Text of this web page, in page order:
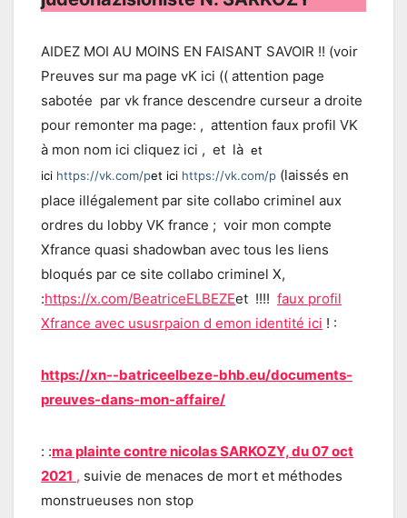
AIDEZ MOI AU MOINS EN FAISANT SAVOIR !! (voir
Preuves sur ma page vK ici (( attention page
sabotée par vk france descendre curseur a droite
pour remonter ma page: , attention faux profil VK
à mon nom ici cliquez ici , et là et
ici https://vk.com/pet ici https://vk.com/p (laissés en
place illégalement par site collabo criminel aux
ordres du lobby VK france ; voir mon compte
Xfrance quasi shadowban avec tous les liens
bloqués par ce site collabo criminel X,
:https://x.com/BeatriceELBEZEet !!!! faux profil
Xfrance avec ususrpaion d emon identité ici ! :
https://xn--batriceelbeze-bhb.eu/documents-
preuves-dans-mon-affaire/
: :ma plainte contre nicolas SARKOZY, du 07 oct
2021 , suivie de menaces de mort et méthodes
monstrueuses non stop